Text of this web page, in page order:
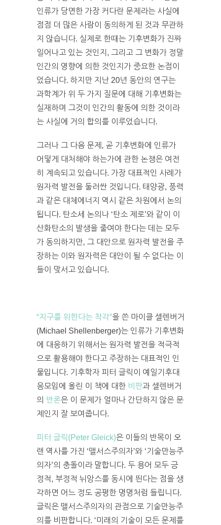
인류가 당면한 가장 커다란 문제라는 사실에
점점 더 많은 사람이 동의하게 된 것과 무관하
지 않습니다. 실제로 한때는 기후변화가 진짜
일어나고 있는 것인지, 그리고 그 변화가 정말
인간의 영향에 의한 것인지가 중요한 논점이
었습니다. 하지만 지난 20년 동안의 연구는
과학계가 위 두 가지 질문에 대해 기후변화는
실재하며 그것이 인간의 활동에 의한 것이라
는 사실에 거의 합의를 이루었습니다.
그러나 그 다음 문제, 곧 기후변화에 인류가
어떻게 대처해야 하는가에 관한 논쟁은 여전
히 계속되고 있습니다. 가장 대표적인 사례가
원자력 발전을 둘러싼 것입니다. 태양광, 풍력
과 같은 대체에너지 역시 같은 차원에서 논의
됩니다. 탄소세 논의나 ‘탄소 제로’와 같이 이
산화탄소의 발생을 줄여야 한다는 데는 모두
가 동의하지만, 그 대안으로 원자력 발전을 주
장하는 이와 원자력은 대안이 될 수 없다는 이
들이 맞서고 있습니다.
“지구를 위한다는 착각”을 쓴 마이클 셀렌버거
(Michael Shellenberger)는 인류가 기후변화
에 대응하기 위해서는 원자력 발전을 적극적
으로 활용해야 한다고 주장하는 대표적인 인
물입니다. 기후학자 피터 글릭이 예일기후대
응모임에 올린 이 책에 대한 비판과 셀렌버거
의 반론은 이 문제가 얼마나 간단하지 않은 문
제인지 잘 보여줍니다.
피터 글릭(Peter Gleick)은 이들의 반목이 오
랜 역사를 가진 ‘맬서스주의자’와 ‘기술만능주
의자’의 충돌이라 말합니다. 두 용어 모두 긍
정적, 부정적 뉘앙스를 동시에 띈다는 점을 생
각하면 어느 정도 공평한 명명처럼 들립니다.
글릭은 맬서스주의자의 관점으로 기술만능주
의를 비판합니다. ‘미래의 기술이 모든 문제를